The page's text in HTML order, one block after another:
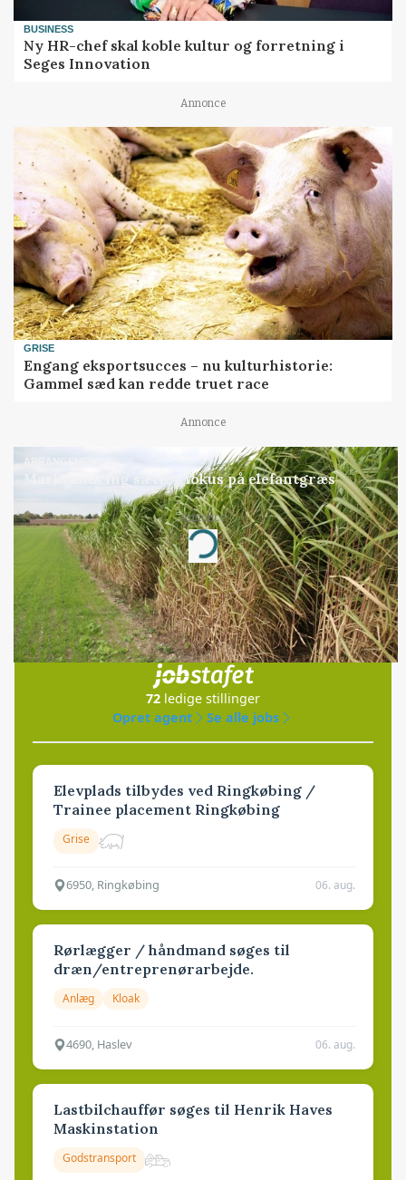
BUSINESS
Ny HR-chef skal koble kultur og forretning i
Seges Innovation
Annonce
GRISE
Engang eksportsucces – nu kulturhistorie:
Gammel sæd kan redde truet race
Annonce
ARRANGEMENT
Markvandring sætter fokus på elefantgræs
Annonce
Loading...
Jobs
i samarbejde med
72 ledige stillinger
Opret agent
Se alle jobs
Elevplads tilbydes ved Ringkøbing /
Trainee placement Ringkøbing
Grise
6950, Ringkøbing 06. aug.
Rørlægger / håndmand søges til
dræn/entreprenørarbejde.
Anlæg Kloak
4690, Haslev 06. aug.
Lastbilchauffør søges til Henrik Haves
Maskinstation
Godstransport